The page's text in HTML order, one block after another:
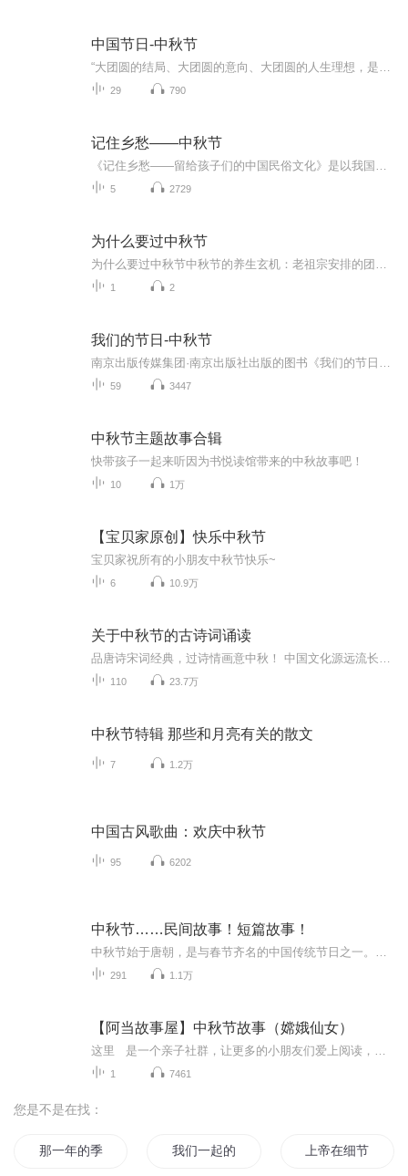
中国节日-中秋节
29 790
记住乡愁——中秋节
5 2729
为什么要过中秋节
1 2
我们的节日-中秋节
59 3447
中秋节主题故事合辑
快带孩子一起来听因为书悦读馆带来的中秋故事吧！
10 1万
【宝贝家原创】快乐中秋节
宝贝家祝所有的小朋友中秋节快乐~
6 10.9万
关于中秋节的古诗词诵读
110 23.7万
中秋节特辑 那些和月亮有关的散文
7 1.2万
中国古风歌曲：欢庆中秋节
95 6202
中秋节……民间故事！短篇故事！
291 1.1万
【阿当故事屋】中秋节故事（嫦娥仙女）
1 7461
您是不是在找：
那一年的季节 我们一起的下一个季节 上帝在细节里